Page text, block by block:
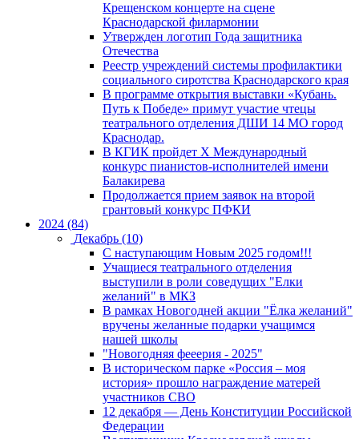
Крещенском концерте на сцене
Краснодарской филармонии
Утвержден логотип Года защитника
Отечества
Реестр учреждений системы профилактики
социального сиротства Краснодарского края
В программе открытия выставки «Кубань.
Путь к Победе» примут участие чтецы
театрального отделения ДШИ 14 МО город
Краснодар.
В КГИК пройдет Х Международный
конкурс пианистов-исполнителей имени
Балакирева
Продолжается прием заявок на второй
грантовый конкурс ПФКИ
2024 (84)
Декабрь (10)
С наступающим Новым 2025 годом!!!
Учащиеся театрального отделения
выступили в роли соведущих "Елки
желаний" в МКЗ
В рамках Новогодней акции "Ёлка желаний"
вручены желанные подарки учащимся
нашей школы
"Новогодняя фееерия - 2025"
В историческом парке «Россия – моя
история» прошло награждение матерей
участников СВО
12 декабря — День Конституции Российской
Федерации